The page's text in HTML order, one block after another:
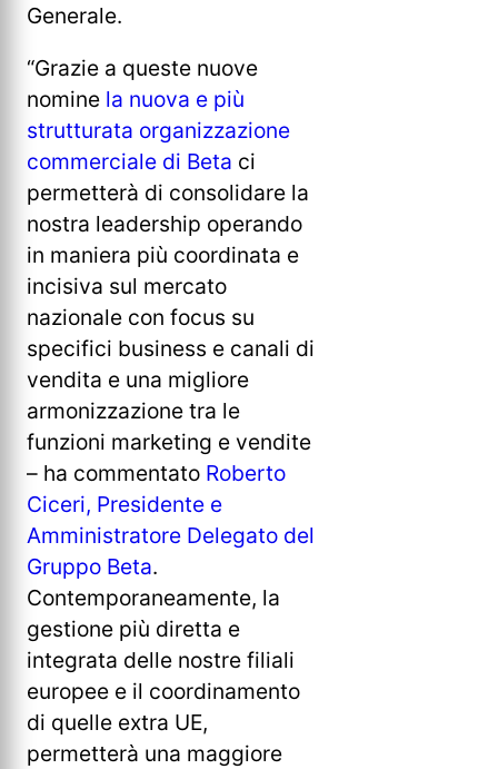
Generale.
“Grazie a queste nuove
nomine la nuova e più
strutturata organizzazione
commerciale di Beta ci
permetterà di consolidare la
nostra leadership operando
in maniera più coordinata e
incisiva sul mercato
nazionale con focus su
specifici business e canali di
vendita e una migliore
armonizzazione tra le
funzioni marketing e vendite
– ha commentato Roberto
Ciceri, Presidente e
Amministratore Delegato del
Gruppo Beta.
Contemporaneamente, la
gestione più diretta e
integrata delle nostre filiali
europee e il coordinamento
di quelle extra UE,
permetterà una maggiore